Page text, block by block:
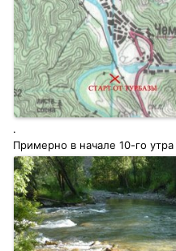
.
Примерно в начале 10-го